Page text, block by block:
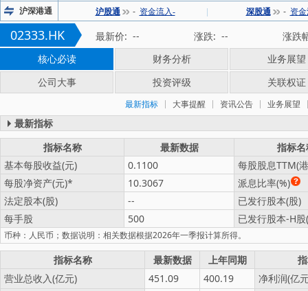
沪深港通
沪股通 - 资金流入- 深股通 - 资
02333.HK 最新价: -- 涨跌: --
涨跌
核心必读
财务分析
业务展望
公司大事
投资评级 关联权证
最新指标 大事提醒 资讯公告 业务展望
最新指标
指标名称
最新数据
指标名
基本每股收益(元)
0.1100
每股股息TTM(
每股净资产(元)
10.3067
派息比率(%)
法定股本(股)
--
已发行股本(股)
每手股
500 已发行股本-H股
币种：人民币；数据说明：相关数据根据2026年一季报计算所得。
指标名称 最新数据 上年同期
营业总收入(亿元)
451.09 400.19
净利润(亿